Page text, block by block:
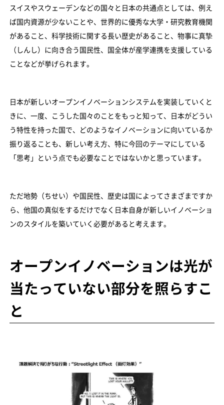
スイスやスウェーデンなどの国々と日本の共通点としては、例え
ば国内資源が少ないことや、世界的に優秀な大学・研究教育機関
があること、科学技術に関する長い歴史があること、物事に真摯
（しんし）に向き合う国民性、国全体が産学連携を支援している
ことなどが挙げられます。
日本が新しいオープンイノベーションシステムを実装していくと
きに、一度、こうした国々のことをもっと知って、日本がどうい
う特性を持った国で、どのようなイノベーションに向いているか
振り返ることも、新しい考え方、特に今回のテーマにしている
「思考」という点でも必要なことではないかと思っています。
ただ地勢（ちせい）や国民性、歴史は国によってさまざまですか
ら、他国の真似をするだけでなく日本自身が新しいイノベーショ
ンのスタイルを築いていく必要があると考えます。
オープンイノベーションは光が
当たっていない部分を照らすこ
と